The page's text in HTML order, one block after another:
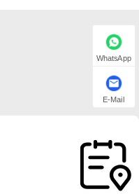
WhatsApp
E-Mail